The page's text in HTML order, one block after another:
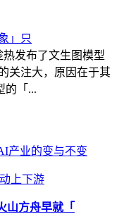
」只
热发布了文生图模型
关注大，原因在于其
的「...
产业的变与不变
上下游
山方舟早就「